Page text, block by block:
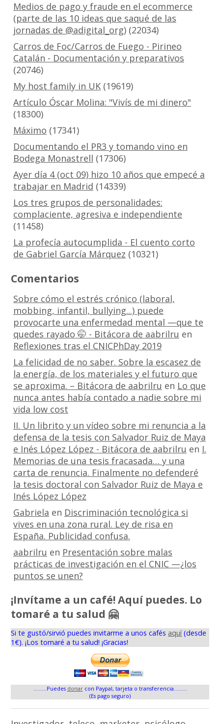
Medios de pago y fraude en el ecommerce
(parte de las 10 ideas que saqué de las
jornadas de @adigital_org)(22034)
Carros de Foc/Carros de Fuego - Pirineo
Catalán - Documentación y preparativos
(20746)
My host family in UK(19619)
Artículo Óscar Molina: "Vivís de mi dinero"
(18300)
Máximo (17341)
Documentando el PR3 y tomando vino en
Bodega Monastrell (17306)
Ayer día 4 (oct 09) hizo 10 años que empecé a
trabajar en Madrid (14339)
Los tres grupos de personalidades:
complaciente, agresiva e independiente
(11458)
La profecía autocumplida - El cuento corto
de Gabriel García Márquez (10321)
Comentarios
Sobre cómo el estrés crónico (laboral,
mobbing, infantil, bullying...) puede
provocarte una enfermedad mental —que te
quedes rayado 🤭 - Bitácora de aabrilru en
Reflexiones tras el CNICPhDay 2019
La felicidad de no saber. Sobre la escasez de
la energía, de los materiales y el futuro que
se aproxima. – Bitácora de aabrilru en Lo que
nunca antes había contado a nadie sobre mi
vida low cost
II. Un librito y un vídeo sobre mi renuncia a la
defensa de la tesis con Salvador Ruiz de Maya
e Inés López López - Bitácora de aabrilru en I.
Memorias de una tesis fracasada… y una
carta de renuncia. Finalmente no defenderé
la tesis doctoral con Salvador Ruiz de Maya e
Inés López López
Gabriela en Discriminación tecnológica si
vives en una zona rural. Ley de risa en
España. Publicidad confusa.
aabrilru en Presentación sobre malas
prácticas de investigación en el CNIC —¿los
puntos se unen?
¡Invítame a un café! Aquí puedes. Lo
tomaré a tu salud 🤗
Si te gustó/sirvió puedes invitarme a unos cafés aquí(desde
1€). ¡Los tomaré a tu salud! ¡Gracias!
.........Puedes donarcon Paypal, tarjeta o transferencia.........
(Es pago seguro)